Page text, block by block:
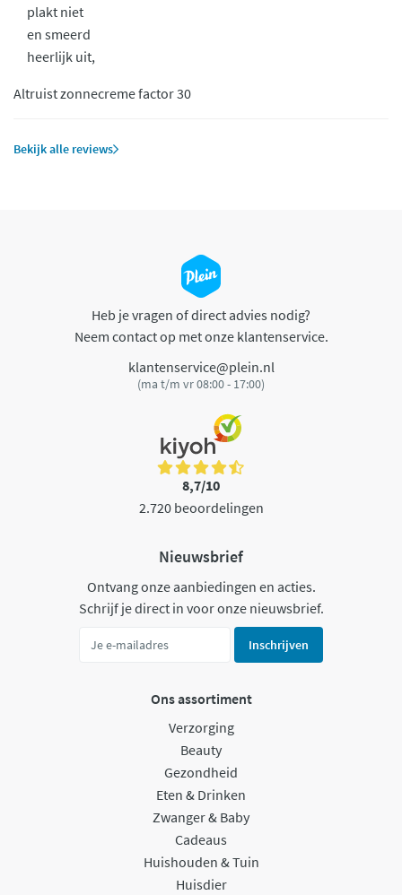
plakt niet
en smeerd
heerlijk uit,
Altruist zonnecreme factor 30
Bekijk alle reviews
Heb je vragen of direct advies nodig?
Neem contact op met onze klantenservice.
klantenservice@plein.nl
(ma t/m vr 08:00 - 17:00)
8,7/10
2.720 beoordelingen
Nieuwsbrief
Ontvang onze aanbiedingen en acties.
Schrijf je direct in voor onze nieuwsbrief.
Inschrijven
Ons assortiment
Verzorging
Beauty
Gezondheid
Eten & Drinken
Zwanger & Baby
Cadeaus
Huishouden & Tuin
Huisdier